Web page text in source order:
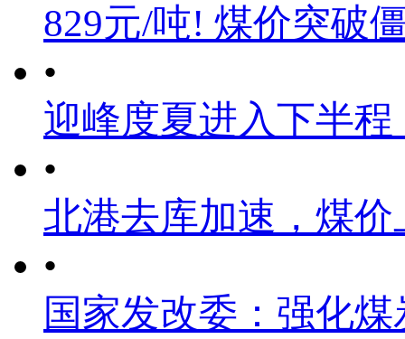
829元/吨! 煤价突破
•
迎峰度夏进入下半
•
北港去库加速，煤
•
国家发改委：强化